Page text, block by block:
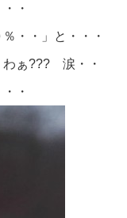
・
・・」と・・・
ぁ??? 涙・・
・